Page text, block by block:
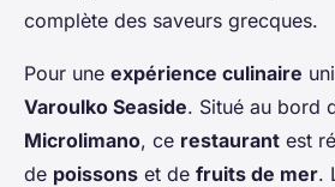
complète des saveurs grecques.
Pour une expérience culinaire
Varoulko Seaside. Situé au bord
Microlimano, ce restaurant est
de poissons et de fruits de mer.